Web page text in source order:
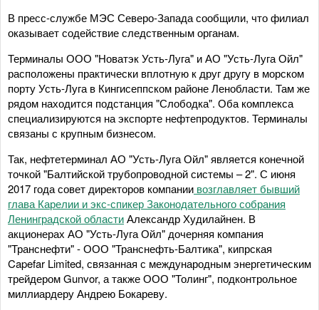
В пресс-службе МЭС Северо-Запада сообщили, что филиал
оказывает содействие следственным органам.
Терминалы ООО "Новатэк Усть-Луга" и АО "Усть-Луга Ойл"
расположены практически вплотную к друг другу в морском
порту Усть-Луга в Кингисеппском районе Ленобласти. Там же
рядом находится подстанция "Слободка". Оба комплекса
специализируются на экспорте нефтепродуктов. Терминалы
связаны с крупным бизнесом.
Так, нефтетерминал АО "Усть-Луга Ойл" является конечной
точкой "Балтийской трубопроводной системы – 2". С июня
2017 года совет директоров компании возглавляет бывший
глава Карелии и экс-спикер Законодательного собрания
Ленинградской областиАлександр Худилайнен. В
акционерах АО "Усть-Луга Ойл" дочерняя компания
"Транснефти" - ООО "Транснефть-Балтика", кипрская
Capefar Limited, связанная с международным энергетическим
трейдером Gunvor, а также ООО "Толинг", подконтрольное
миллиардеру Андрею Бокареву.